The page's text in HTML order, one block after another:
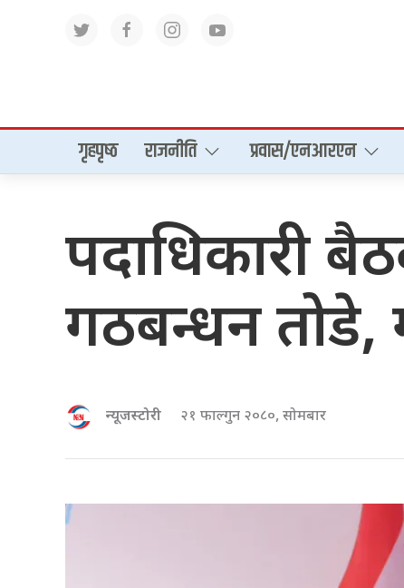
गृहपृष्‍ठ राजनीति प्रवास/एनआरएन
पदाधिकारी
गठबन्धन तोडे,
न्यूजस्टोरी २१ फाल्गुन २०८०, सोमबार